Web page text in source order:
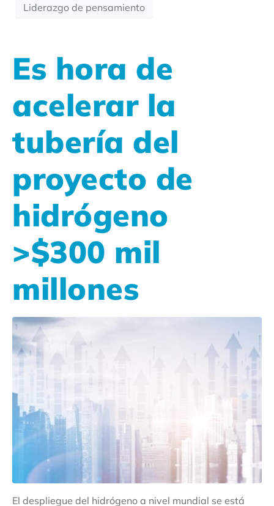
Liderazgo de pensamiento
Es hora de
acelerar la
tubería del
proyecto de
hidrógeno
>$300 mil
millones
El despliegue del hidrógeno a nivel mundial se está